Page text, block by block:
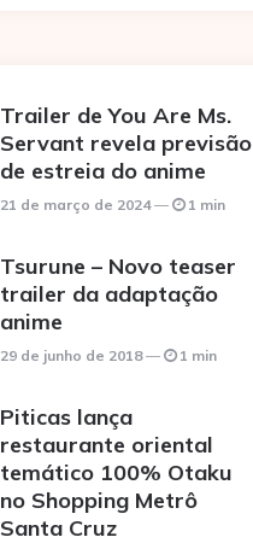
Trailer de You Are Ms.
Servant revela previsão
de estreia do anime
21 de março de 2024 1 min
Tsurune – Novo teaser
trailer da adaptação
anime
29 de junho de 2018 1 min
Piticas lança
restaurante oriental
temático 100% Otaku
no Shopping Metrô
Santa Cruz